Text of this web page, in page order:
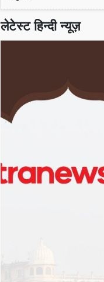
लेटेस्ट हिन्दी न्यूज़